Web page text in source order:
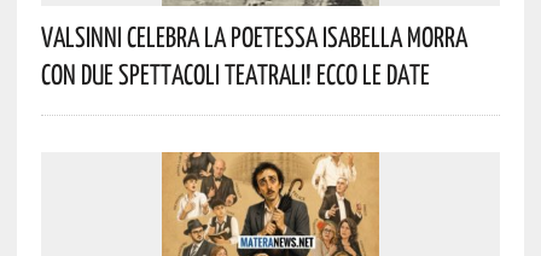
Valsinni Celebra La Poetessa Isabella Morra
Con Due Spettacoli Teatrali! Ecco Le Date